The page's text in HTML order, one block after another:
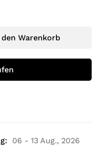
den Warenkorb
06 - 13 Aug., 2026